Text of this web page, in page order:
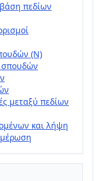
πεδίων
(N)
σπουδών
μεταξύ πεδίων
και λήψη